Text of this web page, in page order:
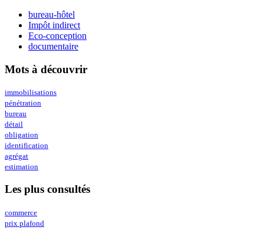
bureau-hôtel
Impôt indirect
Eco-conception
documentaire
Mots à découvrir
immobilisations
pénétration
bureau
détail
obligation
identification
agrégat
estimation
Les plus consultés
commerce
prix plafond